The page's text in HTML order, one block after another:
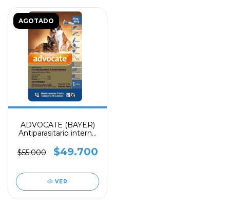
AGOTADO
ADVOCATE (BAYER)
Antiparasitario interno
de 25 kg a 40 kg
$55.000 $49.700
VER